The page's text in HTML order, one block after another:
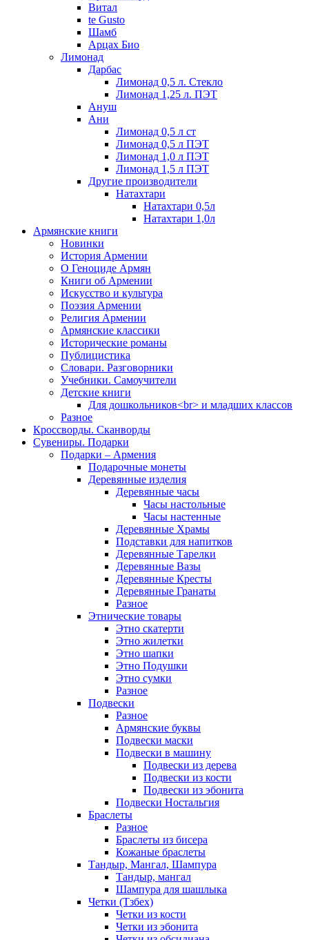
Витал
te Gusto
Шамб
Арцах Био
Лимонад
Дарбас
Лимонад 0,5 л. Стекло
Лимонад 1,25 л. ПЭТ
Ануш
Ани
Лимонад 0,5 л ст
Лимонад 0,5 л ПЭТ
Лимонад 1,0 л ПЭТ
Лимонад 1,5 л ПЭТ
Другие производители
Натахтари
Натахтари 0,5л
Натахтари 1,0л
Армянские книги
Новинки
История Армении
О Геноциде Армян
Книги об Армении
Иcкусство и культура
Поэзия Армении
Религия Армении
Армянские классики
Исторические романы
Публицистика
Словари. Разговорники
Учебники. Самоучители
Детские книги
Для дошкольников<br> и младших классов
Разное
Кроссворды. Сканворды
Сувениры. Подарки
Подарки – Армения
Подарочные монеты
Деревянные изделия
Деревянные часы
Часы настольные
Часы настенные
Деревянные Храмы
Подставки для напитков
Деревянные Тарелки
Деревянные Вазы
Деревянные Кресты
Деревянные Гранаты
Разное
Этнические товары
Этно скатерти
Этно жилетки
Этно шапки
Этно Подушки
Этно сумки
Разное
Подвески
Разное
Армянские буквы
Подвески маски
Подвески в машину
Подвески из дерева
Подвески из кости
Подвески из эбонита
Подвески Ностальгия
Браслеты
Разное
Браслеты из бисера
Кожаные браслеты
Тандыр, Мангал, Шампура
Тандыр, мангал
Шампура для шашлыка
Четки (Тзбех)
Четки из кости
Четки из эбонита